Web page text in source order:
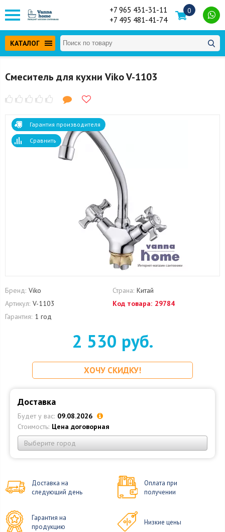
+7 965 431-31-11
+7 495 481-41-74
0
КАТАЛОГ
Смеситель для кухни Viko V-1103
Гарантия производителя
Сравнить
Бренд: Viko Страна: Китай
Артикул: V-1103 Код товара: 29784
Гарантия: 1 год
2 530 руб.
ХОЧУ СКИДКУ!
Доставка
Будет у вас: 09.08.2026
Стоимость: Цена договорная
Выберите город
Доставка на
следующий день
Оплата при
получении
Гарантия на
продукцию
Низкие цены